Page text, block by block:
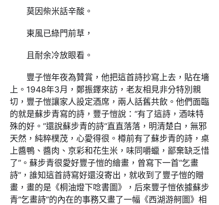
莫因柴米話辛酸。
東風已綠門前草，
且耐余冷放眼看。
豐子愷年夜為贊賞，他把這首詩抄寫上去，貼在墻
上。1948年3月，鄭振鐸來訪，老友相見非分特別親
切，豐子愷讓家人設定酒席，兩人話舊共飲。他們面臨
的就是蘇步青寫的詩，豐子愷說：“有了這詩，酒味特
殊的好。”還說蘇步青的詩“直直落落，明清楚白，無邪
天然，純粹樸茂，心愛得很。樽前有了蘇步青的詩，桌
上醬鴨、醬肉、京彩和花生米，味同嚼蠟，鄙棄缺乏惜
了”。蘇步青很愛好豐子愷的繪畫，曾寫下一首“乞畫
詩”，誰知這首詩寫好還沒寄出，就收到了豐子愷的贈
畫，畫的是《桐油燈下唸書圖》，后來豐子愷依據蘇步
青“乞畫詩”的內在的事務又畫了一幅《西湖游舸圖》相